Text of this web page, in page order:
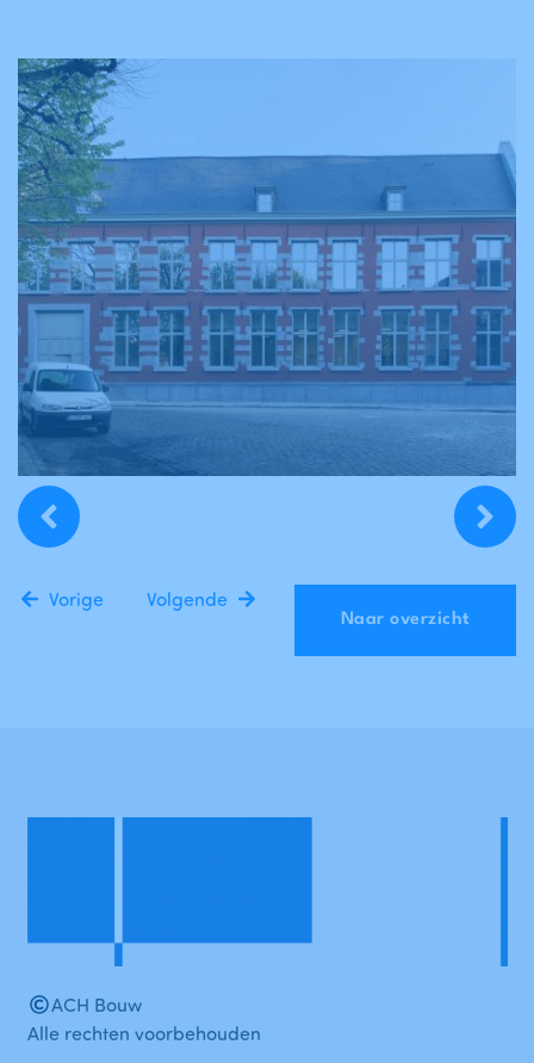
Vorige
Naar overzicht
Volgende
ACH Bouw
Alle rechten voorbehouden